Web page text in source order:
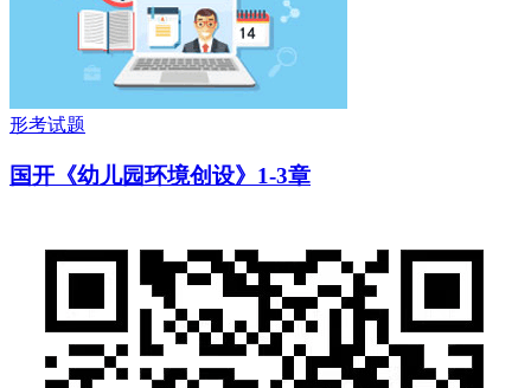
形考试题
国开《幼儿园环境创设》1-3章